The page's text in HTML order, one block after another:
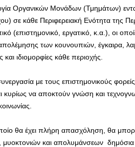
Οργανικών Μονάδων (Τμημάτων)
σε κάθε Περιφερειακή Ενότητα της
(επιστημονικό, εργατικό, κ.α.), οι
των κουνουπιών, έγκαιρα,
ιδιομορφίες κάθε περιοχής.
με τους επιστημονικούς
κυρίως να αποκτούν γνώση και
θα έχει πλήρη απασχόληση, θα
και απολυμάνσεων δημόσια